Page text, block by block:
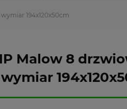
194x120x50cm
Malow 8